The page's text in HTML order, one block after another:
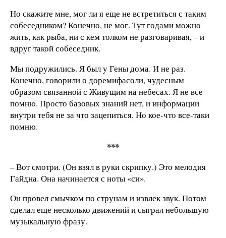
Но скажите мне, мог ли я еще не встретиться с таким
собеседником? Конечно, не мог. Тут годами можно
жить, как рыба, ни с кем толком не разговаривая, – и
вдруг такой собеседник.
Мы подружились. Я был у Гены дома. И не раз.
Конечно, говорили о доремифасоли, чудесным
образом связанной с Живущим на небесах. Я не все
помню. Просто базовых знаний нет, и информации
внутри тебя не за что зацепиться. Но кое-что все-таки
помню.
***
– Вот смотри. (Он взял в руки скрипку.) Это мелодия
Гайдна. Она начинается с ноты «си».
Он провел смычком по струнам и извлек звук. Потом
сделал еще несколько движений и сыграл небольшую
музыкальную фразу.